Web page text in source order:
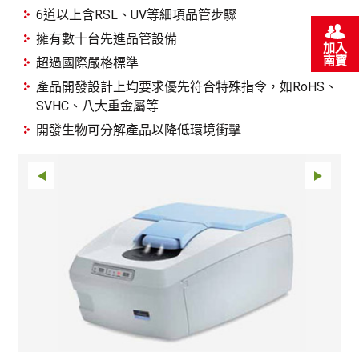
6道以上含RSL、UV等細項品管步驟
擁有數十台先進品管設備
超過國際嚴格標準
產品開發設計上均要求優先符合特殊指令，如RoHS、
SVHC、八大重金屬等
開發生物可分解產品以降低環境衝擊
加入
南寶